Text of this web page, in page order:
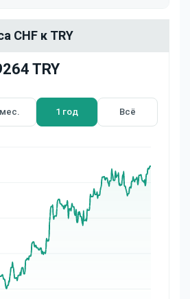
CHF к TRY
TRY
1 год Всё